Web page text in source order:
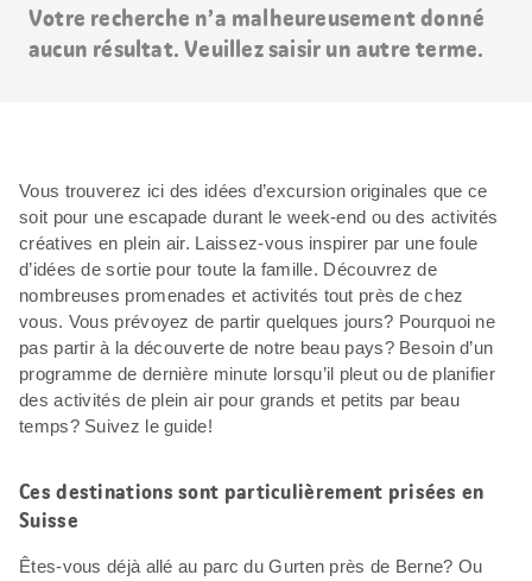
Votre recherche n’a malheureusement donné
aucun résultat. Veuillez saisir un autre terme.
Vous trouverez ici des idées d’excursion originales que ce
soit pour une escapade durant le week-end ou des activités
créatives en plein air. Laissez-vous inspirer par une foule
d’idées de sortie pour toute la famille. Découvrez de
nombreuses promenades et activités tout près de chez
vous. Vous prévoyez de partir quelques jours? Pourquoi ne
pas partir à la découverte de notre beau pays? Besoin d’un
programme de dernière minute lorsqu’il pleut ou de planifier
des activités de plein air pour grands et petits par beau
temps? Suivez le guide!
Ces destinations sont particulièrement prisées en
Suisse
Êtes-vous déjà allé au parc du Gurten près de Berne? Ou